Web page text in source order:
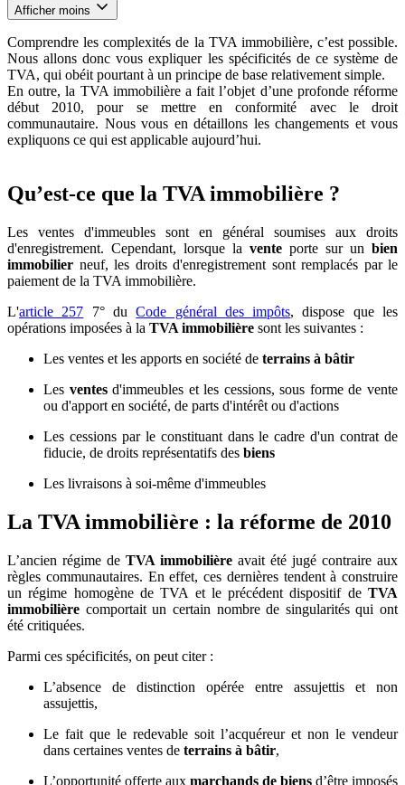
Afficher moins
Comprendre les complexités de la TVA immobilière, c’est possible.
Nous allons donc vous expliquer les spécificités de ce système de
TVA, qui obéit pourtant à un principe de base relativement simple.
En outre, la TVA immobilière a fait l’objet d’une profonde réforme
début 2010, pour se mettre en conformité avec le droit
communautaire. Nous vous en détaillons les changements et vous
expliquons ce qui est applicable aujourd’hui.
Qu’est-ce que la TVA immobilière ?
Les ventes d'immeubles sont en général soumises aux droits
d'enregistrement. Cependant, lorsque la vente porte sur un bien
immobilier neuf, les droits d'enregistrement sont remplacés par le
paiement de la TVA immobilière.
L'article 257 7° duCode général des impôts, dispose que les
opérations imposées à la TVA immobilière sont les suivantes :
Les ventes et les apports en société de terrains à bâtir
Les ventesd'immeubles et les cessions, sous forme de vente
ou d'apport en société, de parts d'intérêt ou d'actions
Les cessions par le constituant dans le cadre d'un contrat de
fiducie, de droits représentatifs des biens
Les livraisons à soi-même d'immeubles
La TVA immobilière : la réforme de 2010
L’ancien régime de TVA immobilière avait été jugé contraire aux
règles communautaires. En effet, ces dernières tendent à construire
un régime homogène de TVA et le précédent dispositif de TVA
immobilière comportait un certain nombre de singularités qui ont
été critiquées.
Parmi ces spécificités, on peut citer :
L’absence de distinction opérée entre assujettis et non
assujettis,
Le fait que le redevable soit l’acquéreur et non le vendeur
dans certaines ventes de terrains à bâtir,
L’opportunité offerte aux marchands de biens d’être imposés